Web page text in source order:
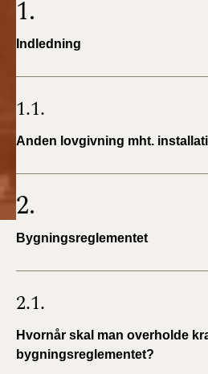
BR18 (1/1 - 30/6
2021)
2020)
BR18 (10/3-30/6
BR18 (1/1-9/3 2020)
1.
Indledning
1.1.
Anden lovgivning mht.
2.
Bygningsreglementet
2.1.
Hvornår skal man overholde
bygningsreglementet?